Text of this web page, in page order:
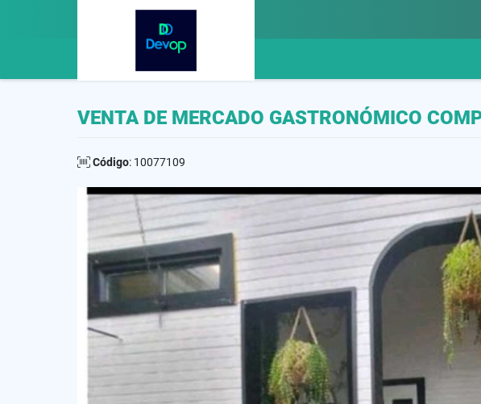
VENTA DE MERCADO GASTRONÓMICO
Código: 10077109